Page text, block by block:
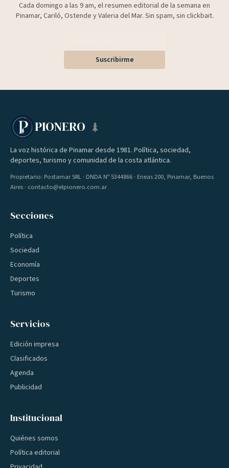
Cada domingo a las 9 am, el resumen editorial de la semana en
Pinamar, Cariló, Ostende y Valeria del Mar. Sin spam, sin clickbait.
Suscribirme
PIONERO
La voz histórica de Pinamar desde 1981. Política, sociedad,
deportes, turismo y comunidad de la costa atlántica.
Propietario: Postamar SRL · DNDA Nº 5344866 · Eneas 200, Pinamar, Buenos
Aires · contacto@elpionero.com.ar
Secciones
Política
Sociedad
Economía
Deportes
Turismo
Servicios
Edición impresa
Clasificados
Agenda
Publicidad
Institucional
Quiénes somos
Política editorial